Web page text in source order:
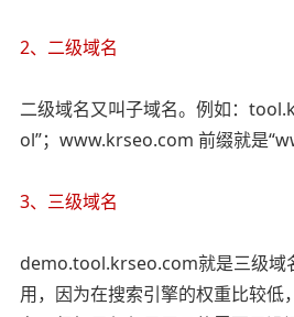
2、二级域名
二级域名又叫子域名。例如：
ol”；www.krseo.com 前缀就是
3、三级域名
demo.tool.krseo.com就是三级域
用，因为在搜索引擎的权重比较低